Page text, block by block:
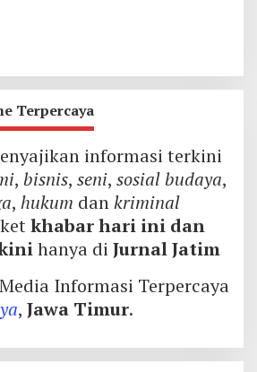
Terpercaya
informasi terkini
, bisnis, seni, sosial budaya,
, hukum dankriminal
khabar hari ini dan
hanya di Jurnal Jatim
Informasi Terpercaya
, Jawa Timur.